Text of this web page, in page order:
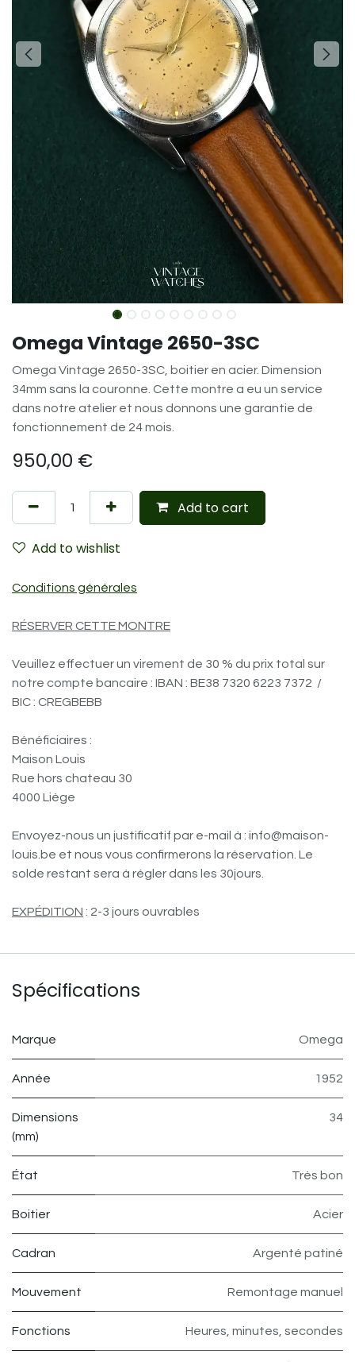
Omega Vintage 2650-3SC
Omega Vintage 2650-3SC, boitier en acier. Dimension
34mm sans la couronne. Cette montre a eu un service
dans notre atelier et nous donnons une garantie de
fonctionnement de 24 mois.
950,00 €
Add to cart
Add to wishlist
Conditions générales
RÉSERVER CETTE MONTRE
Veuillez effectuer un virement de 30 % du prix total sur
notre compte bancaire : IBAN : BE38 7320 6223 7372 /
BIC : CREGBEBB
Bénéficiaires :
Maison Louis
Rue hors chateau 30
4000 Liège
Envoyez-nous un justificatif par e-mail à : info@maison-
louis.be et nous vous confirmerons la réservation. Le
solde restant sera à régler dans les 30jours.
EXPÉDITION : 2-3 jours ouvrables
Spécifications
Marque Omega
Année 1952
Dimensions
(mm)
34
État Très bon
Boitier Acier
Cadran Argenté patiné
Mouvement Remontage manuel
Fonctions Heures, minutes, secondes